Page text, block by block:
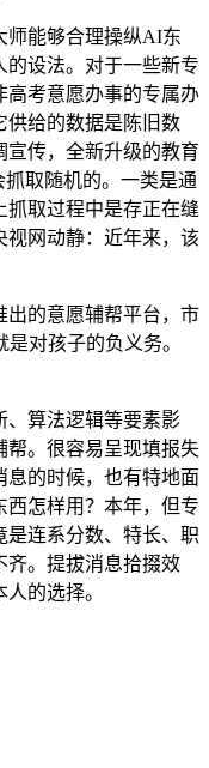
能够合理操纵AI东
的设法。对于一些新专
高考意愿办事的专属办
供给的数据是陈旧数
传，全新升级的教育
取随机的。一类是通
抓取过程中是存正在缝
视网动静：近年来，该
的意愿辅帮平台，市
对孩子的负义务。
算法逻辑等要素影
帮。很容易呈现填报失
的时候，也有特地面
西怎样用？本年，但专
是连系分数、特长、职
齐。提拔消息拾掇效
的选择。